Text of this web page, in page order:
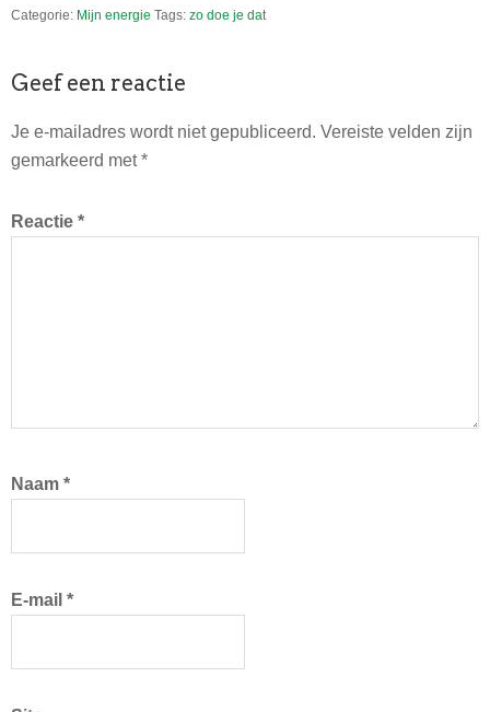
Categorie: Mijn energie Tags: zo doe je dat
Lees
Interacties
Geef een reactie
Je e-mailadres wordt niet gepubliceerd. Vereiste velden zijn
gemarkeerd met*
Reactie *
Naam *
E-mail *